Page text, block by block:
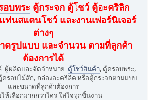
อบพระ ตู้กระจก ตู้โชว์ ตู้อะคริลิก
ท่นสแตนโชว์ และงานเฟอร์นิเจอร์
ต่างๆ
ดรูปแบบ และจำนวน ตามที่ลูกค้า
ต้องการได้
ผู้ผลิตและจัดจำหน่าย ตู้โชว์สินค้า, ตู้ครอบพระ,
รอบไม้สัก, กล่องอะคริลิค หรือตู้กระจกตามแบบ
และขนาดที่ลูกค้าต้องการ
ห้เลือกมากกว่าใคร ใส่ใจทุกชิ้นงาน